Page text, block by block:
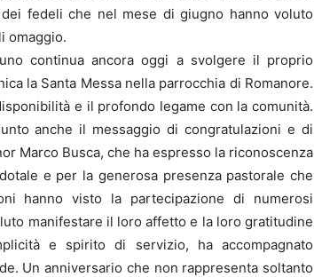
fedeli che nel mese di giugno hanno voluto
omaggio.
continua ancora oggi a svolgere il proprio
la Santa Messa nella parrocchia di Romanore.
e il profondo legame con la comunità.
anche il messaggio di congratulazioni e di
Marco Busca, che ha espresso la riconoscenza
e per la generosa presenza pastorale che
hanno visto la partecipazione di numerosi
manifestare il loro affetto e la loro gratitudine
e spirito di servizio, ha accompagnato
Un anniversario che non rappresenta soltanto